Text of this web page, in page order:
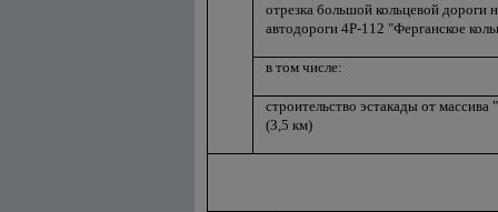
отрезка большой кольцевой дороги
автодороги 4Р-112 "Ферганское
в том числе:
строительство эстакады от
(3,5 км)